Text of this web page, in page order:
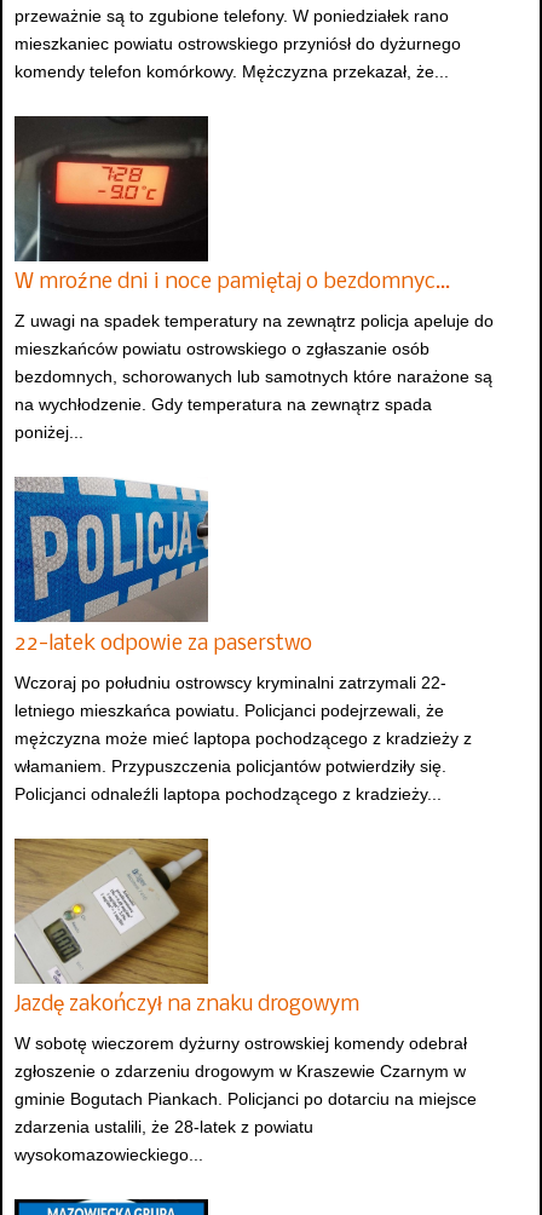
przeważnie są to zgubione telefony. W poniedziałek rano
mieszkaniec powiatu ostrowskiego przyniósł do dyżurnego
komendy telefon komórkowy. Mężczyzna przekazał, że...
W mroźne dni i noce pamiętaj o bezdomnyc…
Z uwagi na spadek temperatury na zewnątrz policja apeluje do
mieszkańców powiatu ostrowskiego o zgłaszanie osób
bezdomnych, schorowanych lub samotnych które narażone są
na wychłodzenie. Gdy temperatura na zewnątrz spada
poniżej...
22-latek odpowie za paserstwo
Wczoraj po południu ostrowscy kryminalni zatrzymali 22-
letniego mieszkańca powiatu. Policjanci podejrzewali, że
mężczyzna może mieć laptopa pochodzącego z kradzieży z
włamaniem. Przypuszczenia policjantów potwierdziły się.
Policjanci odnaleźli laptopa pochodzącego z kradzieży...
Jazdę zakończył na znaku drogowym
W sobotę wieczorem dyżurny ostrowskiej komendy odebrał
zgłoszenie o zdarzeniu drogowym w Kraszewie Czarnym w
gminie Bogutach Piankach. Policjanci po dotarciu na miejsce
zdarzenia ustalili, że 28-latek z powiatu
wysokomazowieckiego...